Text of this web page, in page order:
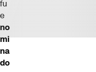
fu
e
no
mi
na
do